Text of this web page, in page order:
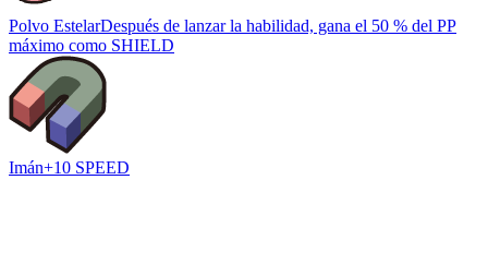
Polvo EstelarDespués de lanzar la habilidad, gana el 50 % del PP
máximo como SHIELD
Imán+10 SPEED